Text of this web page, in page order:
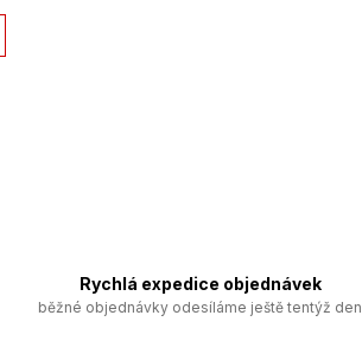
Rychlá expedice objednávek
běžné objednávky odesíláme ještě tentýž den